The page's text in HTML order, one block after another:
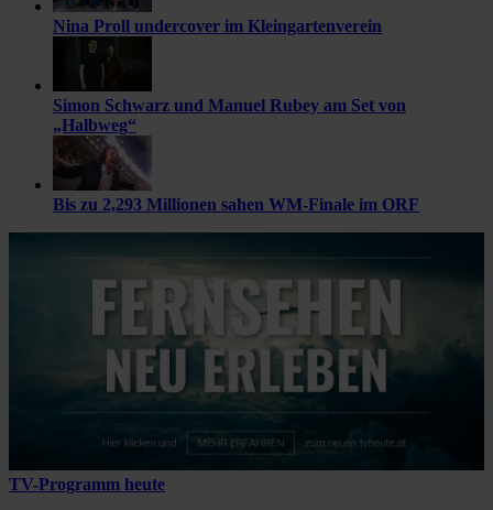
Nina Proll undercover im Kleingartenverein
Simon Schwarz und Manuel Rubey am Set von
„Halbweg“
Bis zu 2,293 Millionen sahen WM-Finale im ORF
TV-Programm heute